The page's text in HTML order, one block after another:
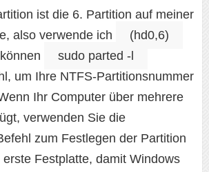
ist die 6. Partition auf meiner
also verwende ich
(hd0,6)
sudo parted -l
um Ihre NTFS-Partitionsnummer
Ihr Computer über mehrere
verwenden Sie die
zum Festlegen der Partition
erste Festplatte, damit Windows